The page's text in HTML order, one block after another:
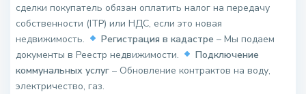
сделки покупатель обязан оплатить налог на передачу
собственности (ITP) или НДС, если это новая
недвижимость.
Регистрация в кадастре – Мы подаем
документы в Реестр недвижимости.
Подключение
коммунальных услуг – Обновление контрактов на воду,
электричество, газ.